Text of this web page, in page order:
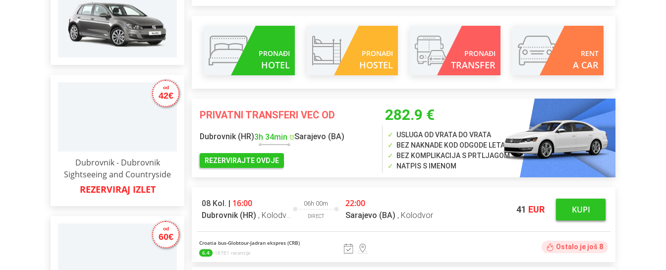
Dubrovnik - Dubrovnik
Sightseeing and Countryside
od
42€
REZERVIRAJ IZLET
od
60€
PRONAĐI
HOTEL
PRONAĐI
HOSTEL
PRONAĐI
TRANSFER
RENT
A CAR
PRIVATNI TRANSFERI VEĆ OD 282.9 €
Dubrovnik (HR)3h 34min Sarajevo (BA)
REZERVIRAJTE OVDJE
USLUGA OD VRATA DO VRATA
BEZ NAKNADE KOD ODGODE LETA
BEZ KOMPLIKACIJA S PRTLJAGOM
NATPIS S IMENOM
08 Kol. | 16:00
Dubrovnik (HR) , Kolodvor
06h 00m
DIRECT
22:00
Sarajevo (BA) , Kolodvor
41 EUR KUPI
Croatia bus-Globtour-Jadran ekspres (CRB)
6.4
16761 recenzije
Ostalo je još 8